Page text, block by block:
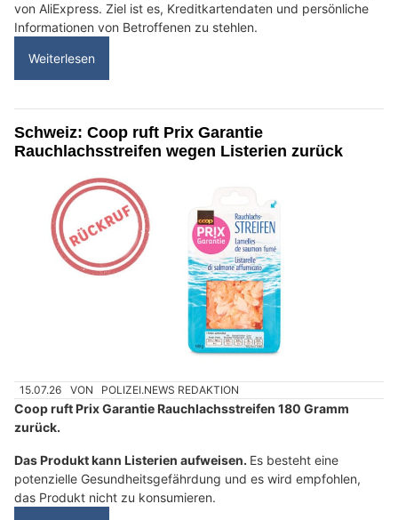
von AliExpress. Ziel ist es, Kreditkartendaten und persönliche
Informationen von Betroffenen zu stehlen.
Weiterlesen
Schweiz: Coop ruft Prix Garantie
Rauchlachsstreifen wegen Listerien zurück
15.07.26 VON POLIZEI.NEWS REDAKTION
Coop ruft Prix Garantie Rauchlachsstreifen 180 Gramm
zurück.
Das Produkt kann Listerien aufweisen. Es besteht eine
potenzielle Gesundheitsgefährdung und es wird empfohlen,
das Produkt nicht zu konsumieren.